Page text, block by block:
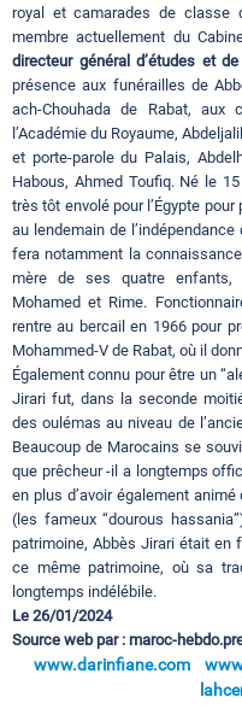
royal et camarades de classe
membre actuellement du
directeur général d’études et
présence aux funérailles de
ach-Chouhada de Rabat,
l’Académie du Royaume,
et porte-parole du Palais,
Habous, Ahmed Toufiq. Né le
très tôt envolé pour l’Égypte
au lendemain de
fera notamment la
mère de ses quatre enfants,
Mohamed et Rime.
rentre au bercail en 1966 pour
Mohammed-V de Rabat, où il
Également connu pour être un
Jirari fut, dans la seconde
des oulémas au niveau de
Beaucoup de Marocains se
que prêcheur -il a longtemps
en plus d’avoir également
(les fameux “dourous
patrimoine, Abbès Jirari était en
ce même patrimoine, où sa
longtemps indélébile.
Le 26/01/2024
Source web par : maroc-
www.darinfiane.com